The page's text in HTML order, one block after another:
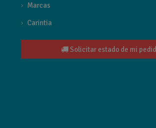
Marcas
Carintia
Solicitar estado de mi